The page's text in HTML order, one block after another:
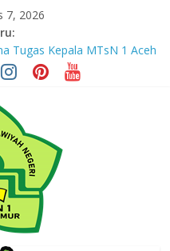
7, 2026
Tugas Kepala MTsN 1 Aceh
Timur Perkuat Kapasitas